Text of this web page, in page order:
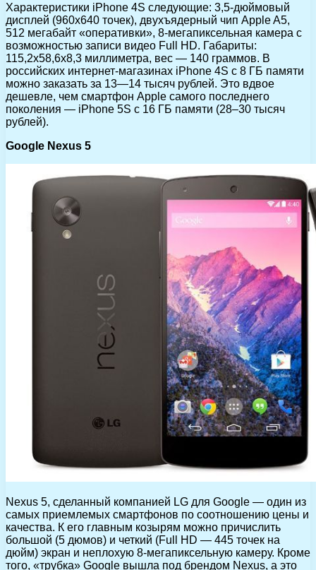
Характеристики iPhone 4S следующие: 3,5-дюймовый
дисплей (960х640 точек), двухъядерный чип Apple A5,
512 мегабайт «оперативки», 8-мегапиксельная камера с
возможностью записи видео Full HD. Габариты:
115,2х58,6х8,3 миллиметра, вес — 140 граммов. В
российских интернет-магазинах iPhone 4S с 8 ГБ памяти
можно заказать за 13—14 тысяч рублей. Это вдвое
дешевле, чем смартфон Apple самого последнего
поколения — iPhone 5S с 16 ГБ памяти (28–30 тысяч
рублей).
Google Nexus 5
Nexus 5, сделанный компанией LG для Google — один из
самых приемлемых смартфонов по соотношению цены и
качества. К его главным козырям можно причислить
большой (5 дюмов) и четкий (Full HD — 445 точек на
дюйм) экран и неплохую 8-мегапиксельную камеру. Кроме
того, «трубка» Google вышла под брендом Nexus, а это